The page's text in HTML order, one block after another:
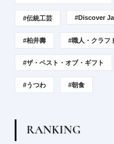
#伝統工芸 #Discover
#柏井壽 #職人・クラフ
#ザ・ベスト・オブ・ギフト
#うつわ #朝食
RANKING